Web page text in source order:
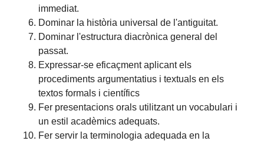
immediat.
Dominar la història universal de l'antiguitat.
Dominar l'estructura diacrònica general del
passat.
Expressar-se eficaçment aplicant els
procediments argumentatius i textuals en els
textos formals i científics
Fer presentacions orals utilitzant un vocabulari i
un estil acadèmics adequats.
Fer servir la terminologia adequada en la